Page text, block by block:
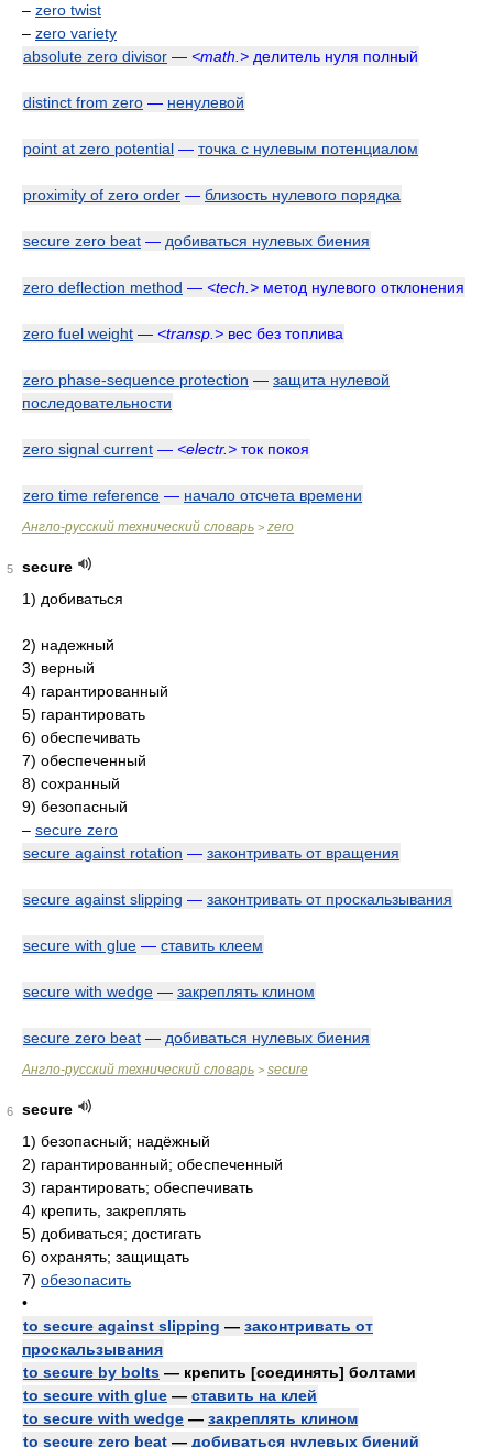
– zero twist
– zero variety
absolute zero divisor — <math.> делитель нуля полный
distinct from zero — ненулевой
point at zero potential — точка с нулевым потенциалом
proximity of zero order — близость нулевого порядка
secure zero beat — добиваться нулевых биения
zero deflection method — <tech.> метод нулевого отклонения
zero fuel weight — <transp.> вес без топлива
zero phase-sequence protection — защита нулевой
последовательности
zero signal current — <electr.> ток покоя
zero time reference — начало отсчета времени
Англо-русский технический словарь > zero
5
secure
1) добиваться
2) надежный
3) верный
4) гарантированный
5) гарантировать
6) обеспечивать
7) обеспеченный
8) сохранный
9) безопасный
– secure zero
secure against rotation — законтривать от вращения
secure against slipping — законтривать от проскальзывания
secure with glue — ставить клеем
secure with wedge — закреплять клином
secure zero beat — добиваться нулевых биения
Англо-русский технический словарь > secure
6
secure
1) безопасный; надёжный
2) гарантированный; обеспеченный
3) гарантировать; обеспечивать
4) крепить, закреплять
5) добиваться; достигать
6) охранять; защищать
7) обезопасить
•
to secure against slipping — законтривать от
проскальзывания
to secure by bolts — крепить [соединять] болтами
to secure with glue — ставить на клей
to secure with wedge — закреплять клином
to secure zero beat — добиваться нулевых биений